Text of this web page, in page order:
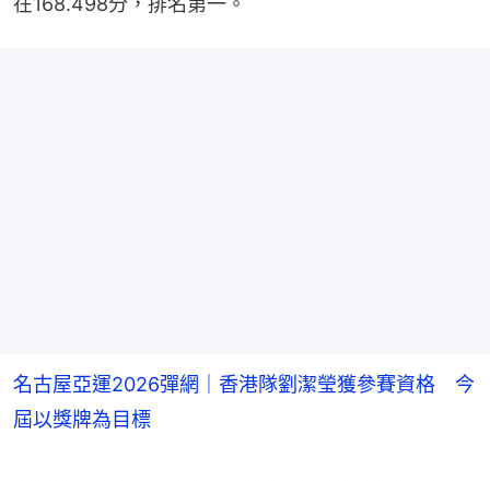
名古屋亞運2026彈網｜香港隊劉潔瑩獲參賽資格 今
屆以獎牌為目標